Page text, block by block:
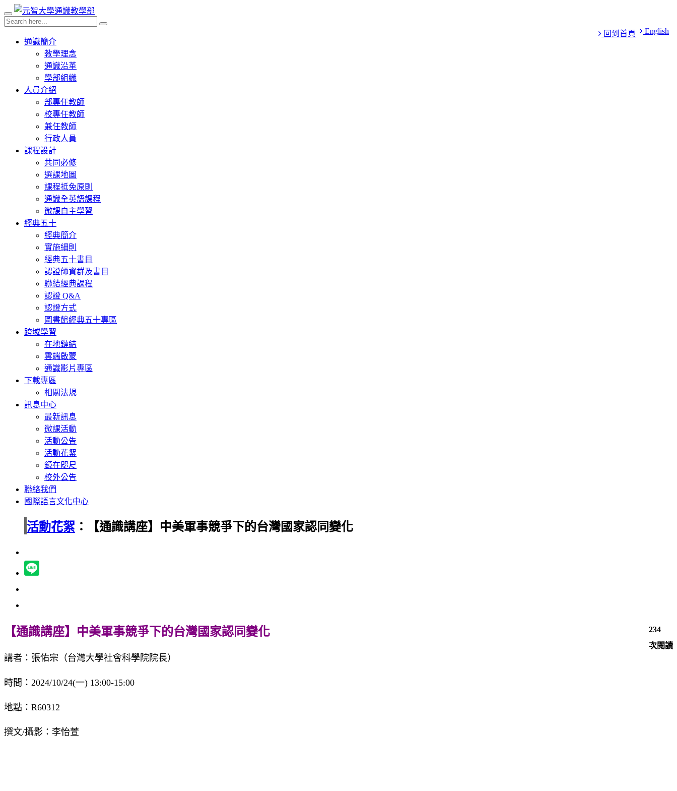
English
回到首頁
通識簡介
教學理念
通識沿革
學部組織
人員介紹
部專任教師
校專任教師
兼任教師
行政人員
課程設計
共同必修
選課地圖
課程抵免原則
通識全英語課程
微課自主學習
經典五十
經典簡介
實施細則
經典五十書目
認證師資群及書目
聯結經典課程
認證 Q&A
認證方式
圖書館經典五十專區
跨域學習
在地鏈結
雲端啟蒙
通識影片專區
下載專區
相關法規
訊息中心
最新訊息
微課活動
活動公告
活動花絮
鏡在咫尺
校外公告
聯絡我們
國際語言文化中心
活動花絮 ：【通識講座】中美軍事競爭下的台灣國家認同變化
234
次閱讀
【通識講座】中美軍事競爭下的台灣國家認同變化
講者：張佑宗（台灣大學社會科學院院長）
時間：2024/10/24(一) 13:00-15:00
地點：R60312
撰文/攝影：李怡萱